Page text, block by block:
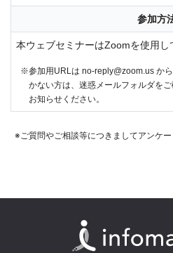
参加方
本ウェブセミナーはZoomを使用し
※参加用URLは no-reply@zoom.us か
かない方は、迷惑メールフォルダを
お知らせください。
※ご質問やご相談等につきましてアンケー